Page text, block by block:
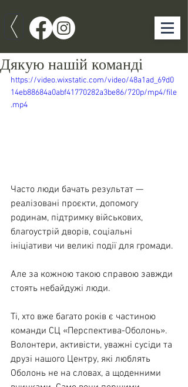
Дякую нашій команді
https://video.wixstatic.com/video/48a1ad_69d0
14eb88684a0abf41770282a3be86/720p/mp4/file
.mp4
Часто люди бачать результат —
реалізовані проєкти, допомогу
родинам, підтримку військових,
благоустрій дворів, соціальні
ініціативи чи великі події для громади.
Але за кожною такою справою завжди
стоять небайдужі люди.
Ті, хто вже багато років є частиною
команди СЦ «Перспектива-Оболонь».
Волонтери, активісти, уважні сусіди та
друзі нашого Центру, які люблять
Оболонь не на словах, а щоденними